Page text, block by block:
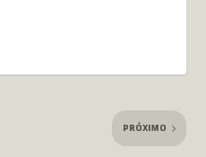
PRÓXIMO